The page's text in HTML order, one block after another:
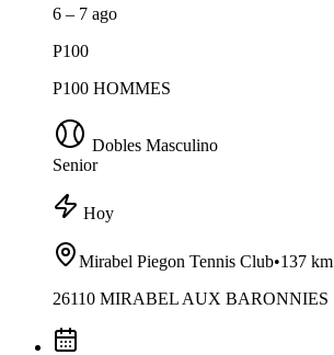
6 – 7 ago
P100
P100 HOMMES
Dobles Masculino
Senior
Hoy
Mirabel Piegon Tennis Club•137 km
26110 MIRABEL AUX BARONNIES